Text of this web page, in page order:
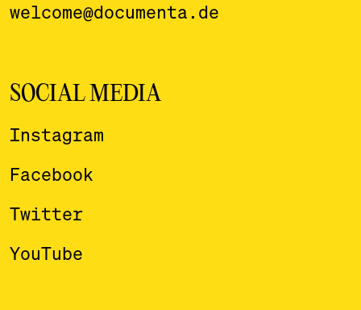
welcome@documenta.de
SOCIAL MEDIA
Instagram
Facebook
Twitter
YouTube